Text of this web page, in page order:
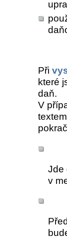
Při
které
daň.
V
Jde
v